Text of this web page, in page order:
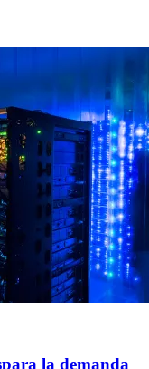
la demanda